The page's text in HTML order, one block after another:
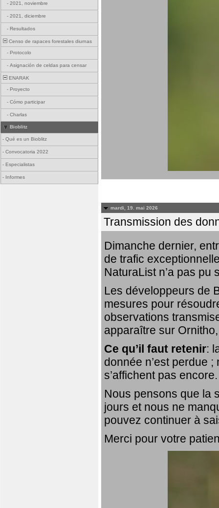
- 2021, noviembre
- 2021, diciembre
- Resultados
Censo de rapaces forestales diurnas
- Protocolo
- Asignación de celdas para censar
ENARAK
- Proyecto
- Cómo participar
- Charlas
Bioblitz
- Qué es un Bioblitz
- Convocatoria 2022
- Especialistas
- Informes
mardi, 19. mai 2026
Transmission des
Dimanche dernier,
de trafic
NaturaList n’a pas
Les développeurs de
mesures pour
observations
apparaître sur
Ce qu’il faut retenir:
donnée n’est perdue
s’affichent pas encore.
Nous pensons que la
jours et nous ne
pouvez continuer à
Merci pour votre